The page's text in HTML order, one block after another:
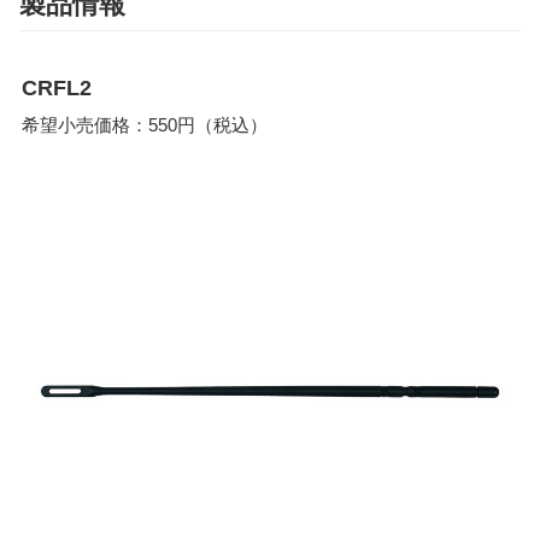
CRFL2
希望小売価格：550円（税込）